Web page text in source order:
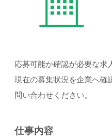
応募可能か確認が必要な求
現在の募集状況を企業へ確
問い合わせください。
仕事内容